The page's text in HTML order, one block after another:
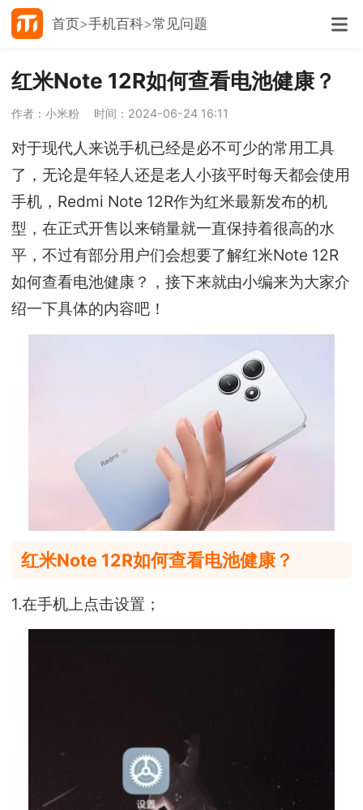
首页 手机百科 常见问题
红米Note 12R如何查看电池健康？
作者：小米粉 时间：2024-06-24 16:11
对于现代人来说手机已经是必不可少的常用工具
了，无论是年轻人还是老人小孩平时每天都会使用
手机，Redmi Note 12R作为红米最新发布的机
型，在正式开售以来销量就一直保持着很高的水
平，不过有部分用户们会想要了解红米Note 12R
如何查看电池健康？，接下来就由小编来为大家介
绍一下具体的内容吧！
红米Note 12R如何查看电池健康？
1.在手机上点击设置；